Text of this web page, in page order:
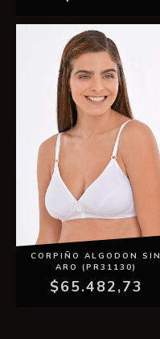
CORPIÑO ALGODON SIN
ARO (PR31130)
$65.482,73